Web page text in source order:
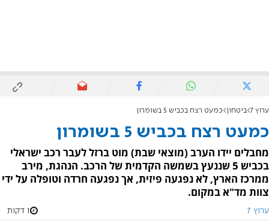
ערוץ 7 ביטחון כמעט רצח בכביש 5 בשומרון
כמעט רצח בכביש 5 בשומרון
מחבלים יידו הערב (מוצאי שבת) מוט ברזל לעבר רכב ישראלי
בכביש 5 שננעץ בשמשה הקדמית של הרכב. הנהגת, מירב
ממרכז הארץ, לא נפגעה פיזית, אך נפגעה חרדה וטופלה על ידי
צוות מד"א במקום.
ערוץ 7 1 דקות